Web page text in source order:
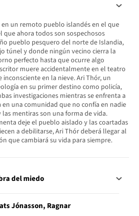
un remoto pueblo islandés en el que
que ahora todos son sospechosos
pueblo pesquero del norte de Islandia,
túnel y donde ningún vecino cierra la
perfecto hasta que ocurre algo
muere accidentalmente en el teatro
en la nieve. Ari Thór, un
en su primer destino como policía,
investigaciones mientras se enfrenta a
una comunidad que no confía en nadie
mentiras son una forma de vida.
deje el pueblo aislado y las coartadas
a debilitarse, Ari Thór deberá llegar al
que cambiará su vida para siempre.
del miedo
Jónasson, Ragnar